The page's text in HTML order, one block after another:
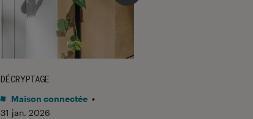
DÉCRYPTAGE
Maison connectée •
31 jan. 2026